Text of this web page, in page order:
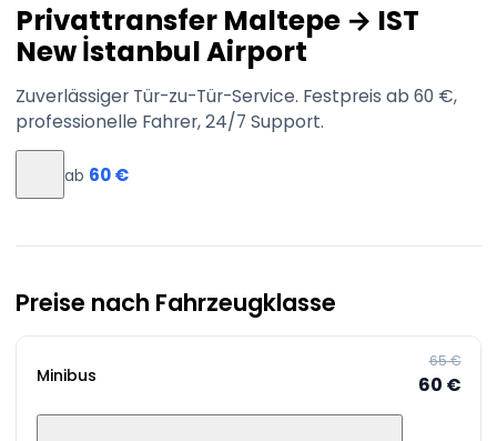
Privattransfer Maltepe → IST
New İstanbul Airport
Zuverlässiger Tür-zu-Tür-Service. Festpreis ab 60 €,
professionelle Fahrer, 24/7 Support.
ab 60 €
Preise nach Fahrzeugklasse
Minibus
65 €
60 €